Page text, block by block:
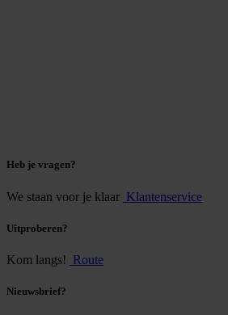
Heb je vragen?
We staan voor je klaar Klantenservice
Uitproberen?
Kom langs! Route
Nieuwsbrief?